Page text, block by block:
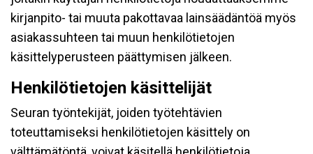
kirjanpito- tai muuta pakottavaa lainsäädäntöä myös
asiakassuhteen tai muun henkilötietojen
käsittelyperusteen päättymisen jälkeen.
Henkilötietojen käsittelijät
Seuran työntekijät, joiden työtehtävien
toteuttamiseksi henkilötietojen käsittely on